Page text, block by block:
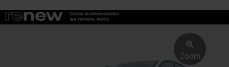
Zoom